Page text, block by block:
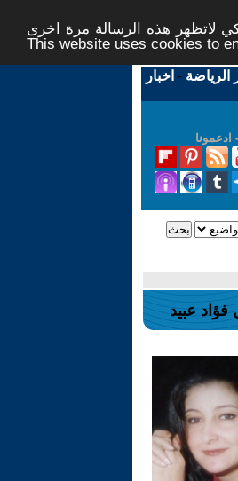
لاتظهر هذه الرسالة مرة اخرى -
This website uses cookies to
الرياضة - اخبار
ادعمونا
فؤاد عبيد